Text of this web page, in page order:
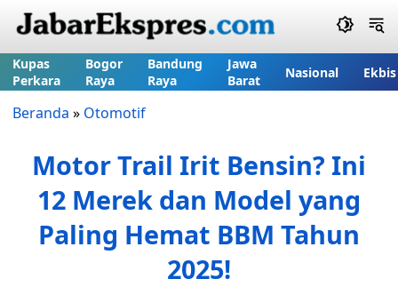
Kupas
Perkara
Bogor
Raya
Bandung
Raya
Jawa
Barat
Nasional Ekbis
Beranda » Otomotif
Motor Trail Irit Bensin? Ini
12 Merek dan Model yang
Paling Hemat BBM Tahun
2025!